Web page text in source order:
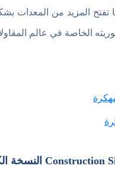
تفتح المزيد من المعدات
الخاصة في عالم